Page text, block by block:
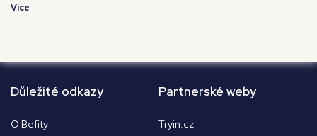
Více
Důležité odkazy
O Befity
Partnerské weby
Tryin.cz